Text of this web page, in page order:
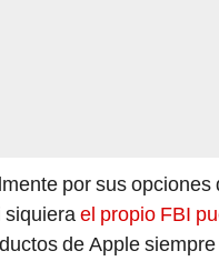
por sus opciones
siquierael propio FBI
de Apple